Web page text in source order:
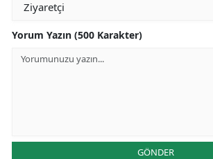
Yorum Yazın (500 Karakter)
GÖNDER